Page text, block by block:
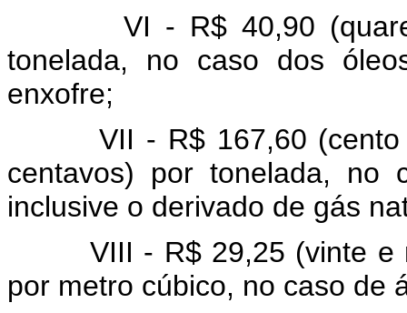
VI - R$ 40,90
tonelada, no caso dos
enxofre;
VII - R$ 167,60 (cento e
centavos) por tonelada, no
inclusive o derivado de gás
VIII - R$ 29,25 (vinte e
por metro cúbico, no caso de